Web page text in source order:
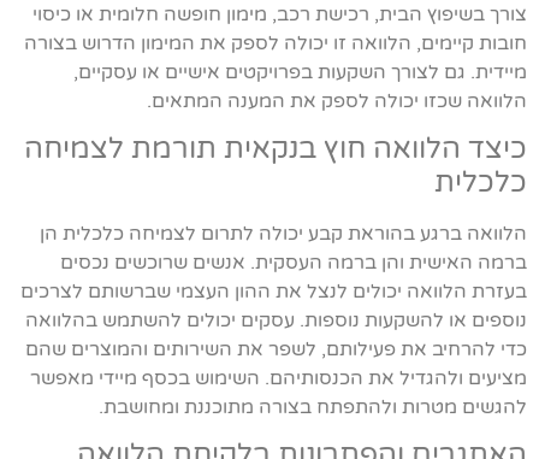
צורך בשיפוץ הבית, רכישת רכב, מימון חופשה חלומית או כיסוי
חובות קיימים, הלוואה זו יכולה לספק את המימון הדרוש בצורה
מיידית. גם לצורך השקעות בפרויקטים אישיים או עסקיים,
הלוואה שכזו יכולה לספק את המענה המתאים.
כיצד הלוואה חוץ בנקאית תורמת לצמיחה
כלכלית
הלוואה ברגע בהוראת קבע יכולה לתרום לצמיחה כלכלית הן
ברמה האישית והן ברמה העסקית. אנשים שרוכשים נכסים
בעזרת הלוואה יכולים לנצל את ההון העצמי שברשותם לצרכים
נוספים או להשקעות נוספות. עסקים יכולים להשתמש בהלוואה
כדי להרחיב את פעילותם, לשפר את השירותים והמוצרים שהם
מציעים ולהגדיל את הכנסותיהם. השימוש בכסף מיידי מאפשר
להגשים מטרות ולהתפתח בצורה מתוכננת ומחושבת.